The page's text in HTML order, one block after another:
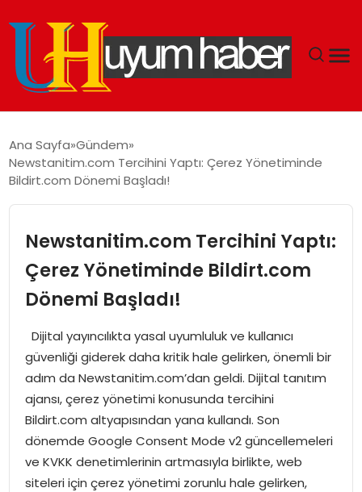
EKONOMI
SPOR
TEKNOLOJI
SAĞLIK
MAGAZIN
YAŞAM
Ana Sayfa Gündem
Newstanitim.com Tercihini Yaptı: Çerez Yönetiminde
Bildirt.com Dönemi Başladı!
Newstanitim.com Tercihini Yaptı:
Çerez Yönetiminde Bildirt.com
Dönemi Başladı!
Dijital yayıncılıkta yasal uyumluluk ve kullanıcı
güvenliği giderek daha kritik hale gelirken, önemli bir
adım da Newstanitim.com’dan geldi. Dijital tanıtım
ajansı, çerez yönetimi konusunda tercihini
Bildirt.com altyapısından yana kullandı. Son
dönemde Google Consent Mode v2 güncellemeleri
ve KVKK denetimlerinin artmasıyla birlikte, web
siteleri için çerez yönetimi zorunlu hale gelirken,